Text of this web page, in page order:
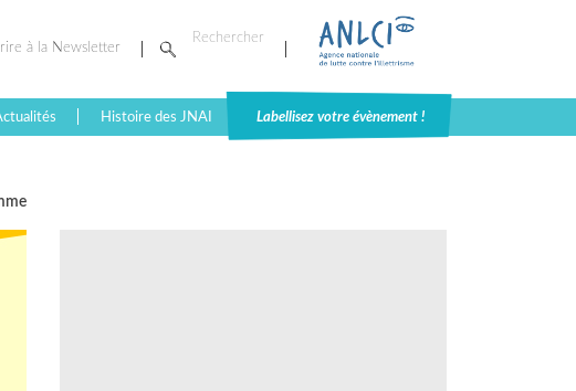
à la Newsletter
Histoire des JNAI Labellisez votre évènement !